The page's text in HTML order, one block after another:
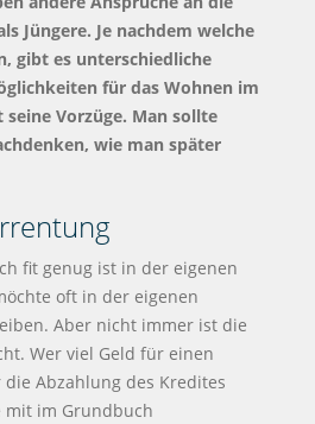
Jüngere. Je nachdem welche
gibt es unterschiedliche
für das Wohnen im
Vorzüge. Man sollte
wie man später
fit genug ist in der eigenen
oft in der eigenen
Aber nicht immer ist die
Wer viel Geld für einen
Abzahlung des Kredites
mit im Grundbuch